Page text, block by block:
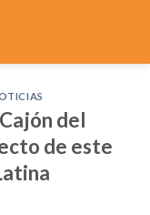
del
de este